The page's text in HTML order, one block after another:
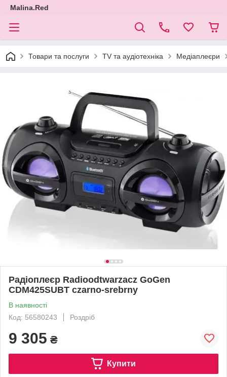
Malina.Red
Товари та послуги TV та аудіотехніка Медіаплеєри
Радіоплеєр Radioodtwarzacz GoGen
CDM425SUBT czarno-srebrny
В наявності
Код: 56580243
Роздріб
9 305 ₴
Купити